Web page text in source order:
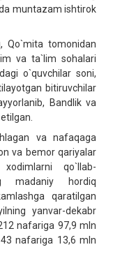
muntazam ishtirok
Qo`mita tomonidan
va ta`lim sohalari
o`quvchilar soni,
bitiruvchilar
Bandlik va
va nafaqaga
va bemor qariyalar
qo`llab-
madaniy hordiq
qaratilgan
yanvar-dekabr
nafariga 97,9 mln
nafariga 13,6 mln